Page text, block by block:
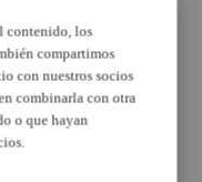
contenido, los
compartimos
con nuestros socios
combinarla con otra
o que hayan